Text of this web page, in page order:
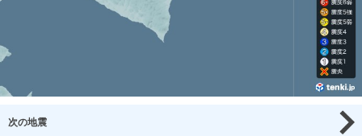
次の地震